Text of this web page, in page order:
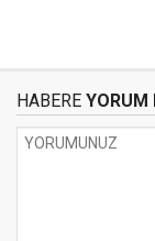
HABERE YORUM